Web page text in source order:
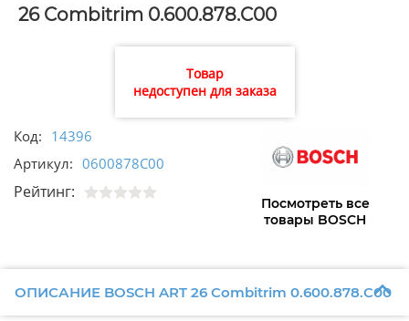
26 Combitrim 0.600.878.C00
Товар
недоступен для заказа
Код: 14396
Артикул: 0600878C00
Рейтинг:
Посмотреть все
товары BOSCH
ОПИСАНИЕ BOSCH ART 26 Combitrim 0.600.878.C00